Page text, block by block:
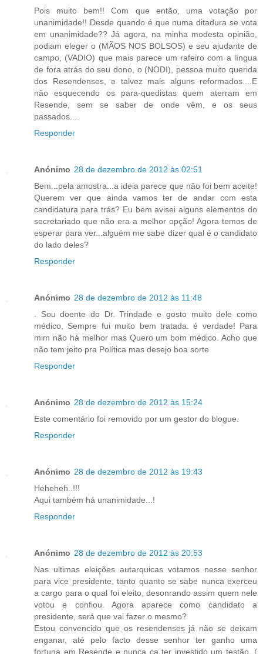
Pois muito bem!! Com que então, uma votação por
unanimidade!! Desde quando é que numa ditadura se vota
em unanimidade?? Já agora, na minha modesta opinião,
podiam eleger o (MÃOS NOS BOLSOS) e seu ajudante de
campo, (VADIO) que mais parece um rafeiro com a língua
de fora atrás do seu dono, o (NODI), pessoa muito querida
dos Resendenses, e talvez mais alguns reformados....E
não esquecendo os para-quedistas quem aterram em
Resende, sem se saber de onde vêm, e os seus
passados....
Responder
Anónimo 28 de dezembro de 2012 às 02:51
Bem...pela amostra...a ideia parece que não foi bem aceite!
Querem ver que ainda vamos ter de andar com esta
candidatura para trás? Eu bem avisei alguns elementos do
secretariado que não era a melhor opção! Agora temos de
esperar para ver...alguém me sabe dizer qual é o candidato
do lado deles?
Responder
Anónimo 28 de dezembro de 2012 às 11:48
. Sou doente do Dr. Trindade e gosto muito dele como
médico, Sempre fui muito bem tratada. é verdade! Para
mim não há melhor mas Quero um bom médico. Acho que
não tem jeito pra Política mas desejo boa sorte
Responder
Anónimo 28 de dezembro de 2012 às 15:24
Este comentário foi removido por um gestor do blogue.
Responder
Anónimo 28 de dezembro de 2012 às 19:43
Heheheh..!!!
Aqui também há unanimidade...!
Responder
Anónimo 28 de dezembro de 2012 às 20:53
Nas ultimas eleições autarquicas votamos nesse senhor
para vice presidente, tanto quanto se sabe nunca exerceu
a cargo para o qual foi eleito, desonrando assim quem nele
votou e confiou. Agora aparece como candidato a
presidente, será que vai fazer o mesmo?
Estou convencido que os resendenses já não se deixam
enganar, até pelo facto desse senhor ter ganho uma
fortuna em Resende e nunca ca ter investido um testão, (